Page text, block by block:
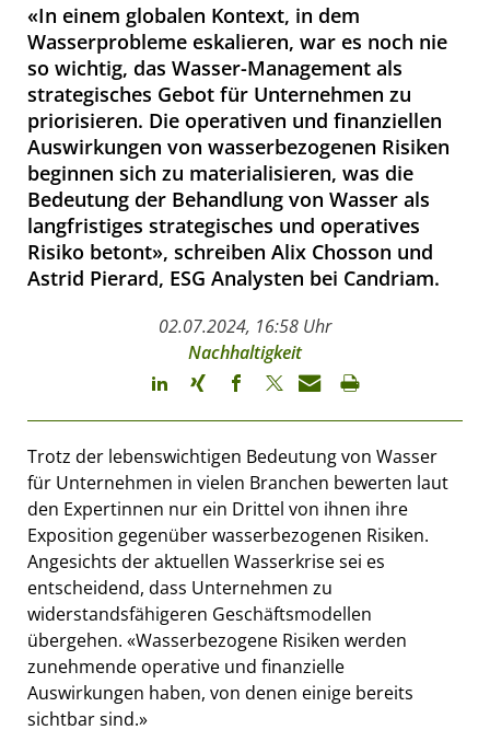
«In einem globalen Kontext, in dem
Wasserprobleme eskalieren, war es noch nie
so wichtig, das Wasser-Management als
strategisches Gebot für Unternehmen zu
priorisieren. Die operativen und finanziellen
Auswirkungen von wasserbezogenen Risiken
beginnen sich zu materialisieren, was die
Bedeutung der Behandlung von Wasser als
langfristiges strategisches und operatives
Risiko betont», schreiben Alix Chosson und
Astrid Pierard, ESG Analysten bei Candriam.
02.07.2024, 16:58 Uhr
Nachhaltigkeit
Trotz der lebenswichtigen Bedeutung von Wasser
für Unternehmen in vielen Branchen bewerten laut
den Expertinnen nur ein Drittel von ihnen ihre
Exposition gegenüber wasserbezogenen Risiken.
Angesichts der aktuellen Wasserkrise sei es
entscheidend, dass Unternehmen zu
widerstandsfähigeren Geschäftsmodellen
übergehen. «Wasserbezogene Risiken werden
zunehmende operative und finanzielle
Auswirkungen haben, von denen einige bereits
sichtbar sind.»